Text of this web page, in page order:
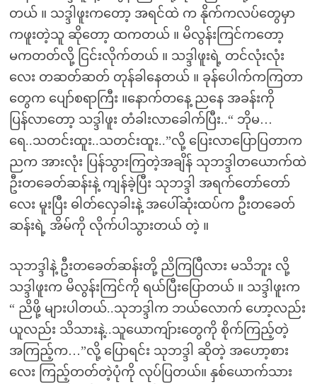
တယ် ။ သဒ္ဒါဖူးကတော့ အရင်ထဲ က နိုက်ကလပ်တွေမှာ
ကဖူးတဲ့သူ ဆိုတော့ ထကတယ် ။ မိလွန်းကြင်ကတော့
မကတတ်လို့ ငြင်းလိုက်တယ် ။ သဒ္ဒါဖူးရဲ့ တင်လုံးလုံး
လေး တဆတ်ဆတ် တုန်ခါနေတယ် ။ ခုန်ပေါက်ကကြတာ
တွေက ပျော်စရာကြီး ။နောက်တနေ့ ညနေ အခန်းကို
ပြန်လာတော့ သဒ္ဒါဖူး တံခါးလာခေါက်ပြီး..“ ဘိုမ…
ရေ..သတင်းထူး..သတင်းထူး..”လို့ ပြေးလာပြောပြတာက
ညက အားလုံး ပြန်သွားကြတဲ့အချိန် သုဘဒ္ဒါတယောက်ထဲ
ဦးတခေတ်ဆန်းနဲ့ ကျန်ခဲ့ပြီး သုဘဒ္ဒါ အရက်တော်တော်
လေး မူးပြီး ဓါတ်လှေခါးနဲ့ အပေါ်ဆုံးထပ်က ဦးတခေတ်
ဆန်းရဲ့ အိမ်ကို လိုက်ပါသွားတယ် တဲ့ ။
သုဘဒ္ဒါနဲ့ ဦးတခေတ်ဆန်းတို့ ညိကြပြီလား မသိဘူး လို့
သဒ္ဒါဖူးက မိလွန်းကြင်ကို ရယ်ပြီးပြောတယ် ။ သဒ္ဒါဖူးက
“ ညိဖို့ များပါတယ်..သုဘဒ္ဒါက ဘယ်လောက် ဟော့လည်း
ယူလည်း သိသားနဲ့..သူယောကျ်ားတွေကို စိုက်ကြည့်တဲ့
အကြည့်က…”လို့ ပြောရင်း သုဘဒ္ဒါ ဆိုတဲ့ အဟော့စား
လေး ကြည့်တတ်တဲ့ပုံကို လုပ်ပြတယ်။ နှစ်ယောက်သား